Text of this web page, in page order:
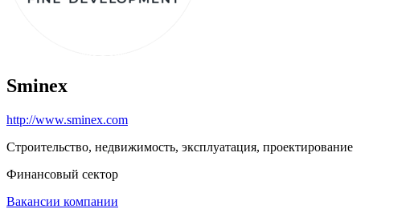
Sminex
http://www.sminex.com
Строительство, недвижимость, эксплуатация, проектирование
Финансовый сектор
Вакансии компании